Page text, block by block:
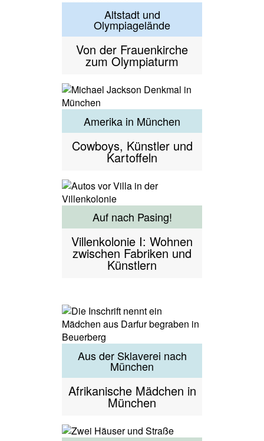
Altstadt und
Olympiagelände
Von der Frauenkirche
zum Olympiaturm
Amerika in München
Cowboys, Künstler und
Kartoffeln
Auf nach Pasing!
Villenkolonie I: Wohnen
zwischen Fabriken und
Künstlern
Aus der Sklaverei nach
München
Afrikanische Mädchen in
München